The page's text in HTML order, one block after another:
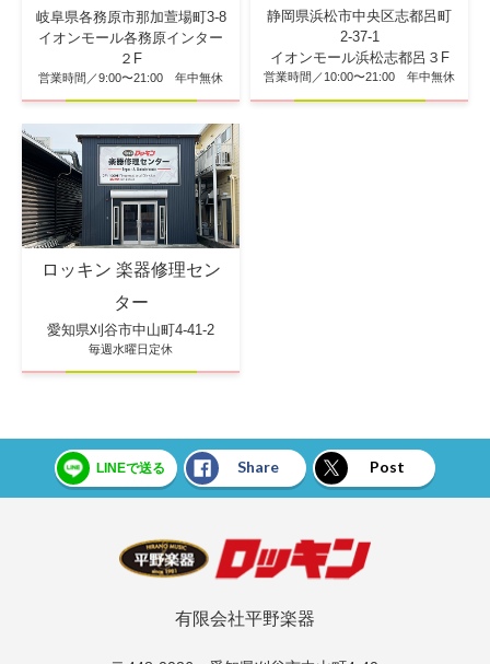
岐阜県各務原市那加萱場町3-8
イオンモール各務原インター
２F
営業時間／9:00〜21:00 年中無休
静岡県浜松市中央区志都呂町
2-37-1
イオンモール浜松志都呂３F
営業時間／10:00〜21:00 年中無休
ロッキン 楽器修理セン
ター
愛知県刈谷市中山町4-41-2
毎週水曜日定休
LINEで送る Share Post
有限会社平野楽器